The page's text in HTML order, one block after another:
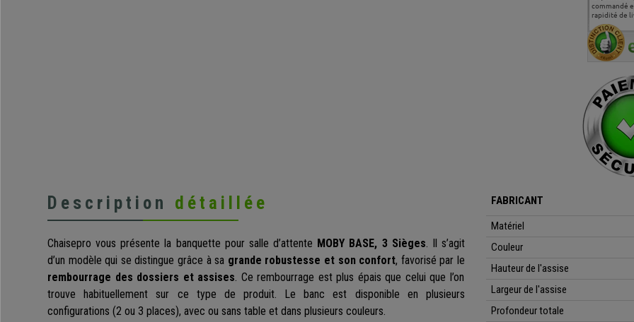
commandé
rapidité de
Description détaillée
Chaisepro vous présente la banquette pour salle d’attente MOBY BASE, 3 Sièges. Il s’agit
d’un modèle qui se distingue grâce à sa grande robustesse et son confort, favorisé par le
rembourrage des dossiers et assises. Ce rembourrage est plus épais que celui que l’on
trouve habituellement sur ce type de produit. Le banc est disponible en plusieurs
configurations (2 ou 3 places), avec ou sans table et dans plusieurs couleurs.
FABRICANT
Matériel
Couleur
Hauteur de l'assise
Largeur de l'assise
Profondeur totale